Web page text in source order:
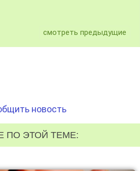
смотреть предыдущие
новость
ПО ЭТОЙ ТЕМЕ: